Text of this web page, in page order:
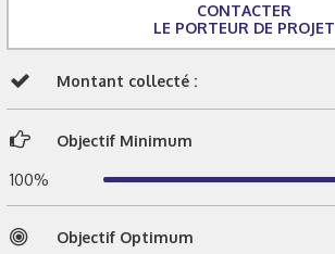
CONTACTER
LE PORTEUR DE PROJET
Montant collecté :
Objectif Minimum
100%
Objectif Optimum